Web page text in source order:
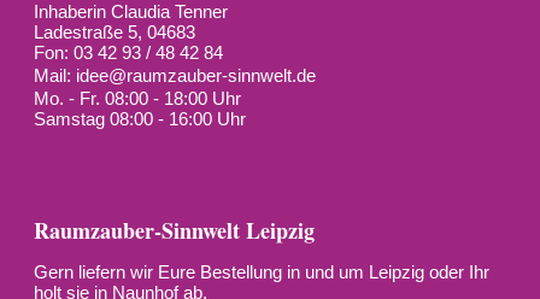
Inhaberin Claudia Tenner
Ladestraße 5, 04683
Fon: 03 42 93 / 48 42 84
Mail: idee@raumzauber-sinnwelt.de
Mo. - Fr. 08:00 - 18:00 Uhr
Samstag 08:00 - 16:00 Uhr
Raumzauber-Sinnwelt Leipzig
Gern liefern wir Eure Bestellung in und um Leipzig oder Ihr
holt sie in Naunhof ab.